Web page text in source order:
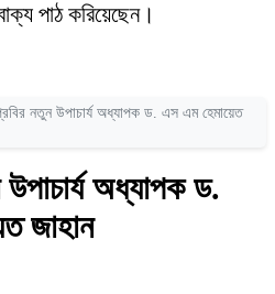
পাঠ করিয়েছেন।
নতুন উপাচার্য অধ্যাপক ড. এস এম হেমায়েত
অধ্যাপক ড.
জাহান